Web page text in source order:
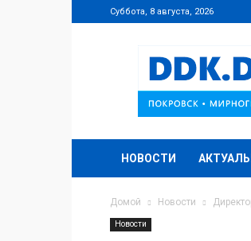
Суббота, 8 августа, 2026
DDK.DN.UA
НОВОСТИ
Домой Новости
Новости